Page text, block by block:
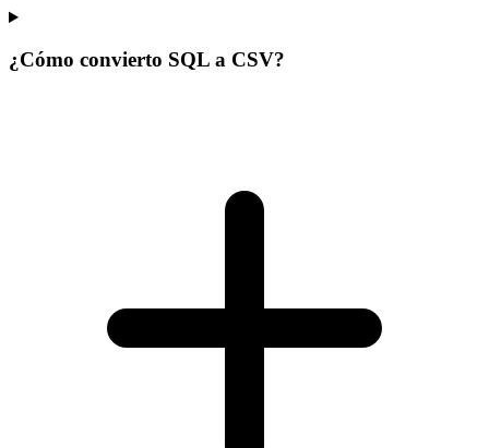
¿Cómo convierto SQL a CSV?